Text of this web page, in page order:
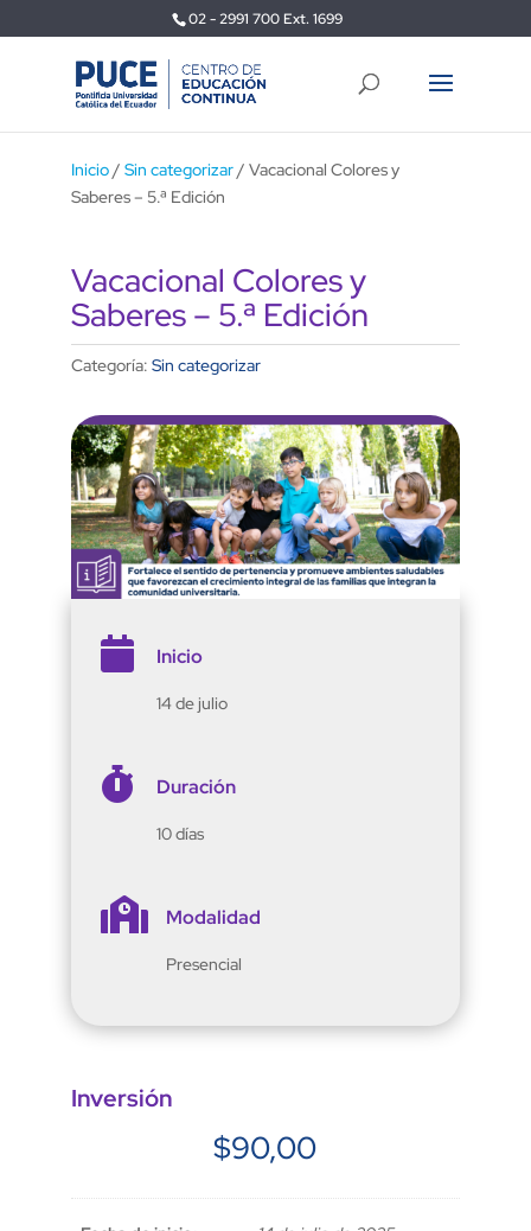
02 - 2991 700 Ext. 1699
Inicio/ Sin categorizar/ Vacacional Colores y
Saberes – 5.ª Edición
Vacacional Colores y
Saberes – 5.ª Edición
Categoría: Sin categorizar
 Inicio
14 de julio
 Duración
10 días
 Modalidad
Presencial
Inversión
$90,00